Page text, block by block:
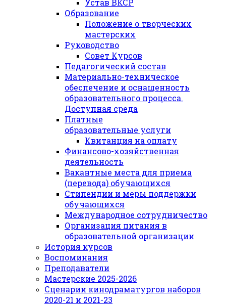
Устав ВКСР
Образование
Положение о творческих
мастерских
Руководство
Совет Курсов
Педагогический состав
Материально-техническое
обеспечение и оснащенность
образовательного процесса.
Доступная среда
Платные
образовательные услуги
Квитанция на оплату
Финансово-хозяйственная
деятельность
Вакантные места для приема
(перевода) обучающихся
Стипендии и меры поддержки
обучающихся
Международное сотрудничество
Организация питания в
образовательной организации
История курсов
Воспоминания
Преподаватели
Мастерские 2025-2026
Сценарии кинодраматургов наборов
2020-21 и 2021-23